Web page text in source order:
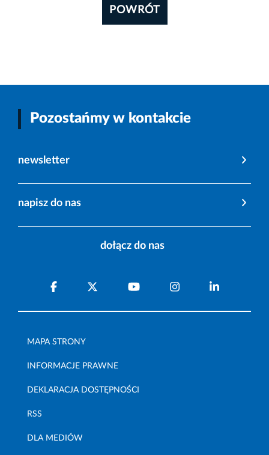
POWRÓT
Pozostańmy w kontakcie
newsletter
napisz do nas
dołącz do nas
MAPA STRONY
INFORMACJE PRAWNE
DEKLARACJA DOSTĘPNOŚCI
RSS
DLA MEDIÓW